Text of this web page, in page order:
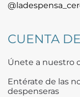
CUENTA
Únete a nuestro
Entérate de las
despenseras